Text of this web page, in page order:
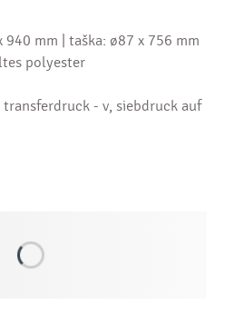
940 mm | taška: ø87 x 756 mm
polyester
- v, siebdruck auf